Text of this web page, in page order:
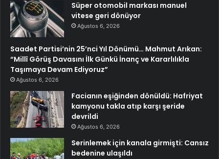
Süper otomobil markası manuel
vitese geri dönüyor
Ağustos 6, 2026
Saadet Partisi’nin 25’nci Yıl Dönümü… Mahmut Arıkan:
“Millî Görüş Davasını İlk Günkü İnanç ve Kararlılıkla
Taşımaya Devam Ediyoruz”
Ağustos 6, 2026
Facianın eşiğinden dönüldü: Hafriyat
kamyonu takla atıp karşı şeride
devrildi
Ağustos 6, 2026
Serinlemek için kanala girmişti: Cansız
bedenine ulaşıldı